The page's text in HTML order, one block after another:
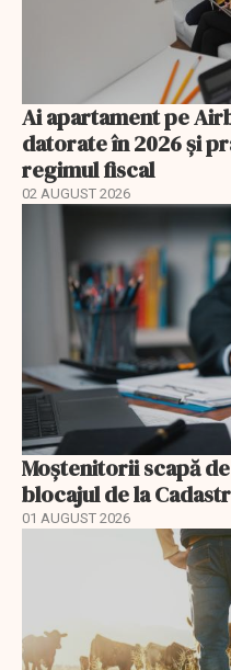
Ai apartament pe
datorate în 2026 și
regimul fiscal
02 AUGUST 2026
Moștenitorii scapă
blocajul de la
01 AUGUST 2026